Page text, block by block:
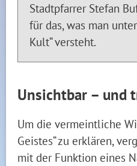
Stadtpfarrer Stefan
für das, was man
Kult“ versteht.
Unsichtbar – und
Um die vermeintliche
Geistes“ zu erklären,
mit der Funktion eines